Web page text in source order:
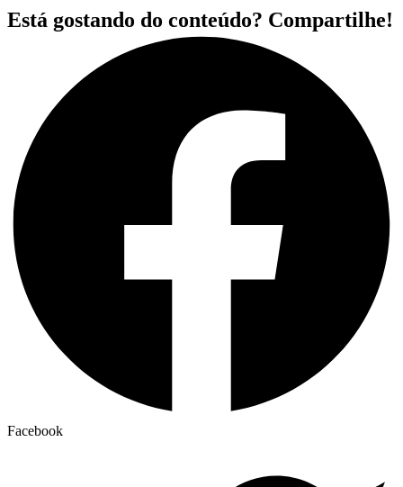
Está gostando do conteúdo? Compartilhe!
Facebook